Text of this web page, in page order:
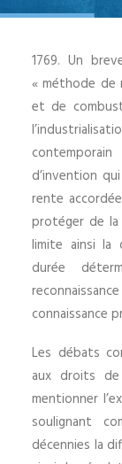
1769. Un
« méthode de
et de
d’invention
rente
protéger de
limite ainsi la
durée
connaissance
Les débats
aux droits
mentionner
soulignant
décennies la